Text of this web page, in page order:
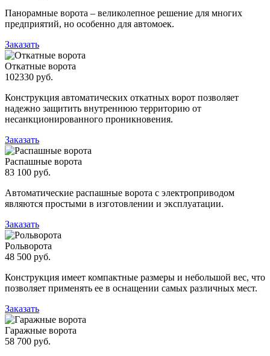
Панорамные ворота – великолепное решение для многих
предприятий, но особенно для автомоек.
Заказать
Откатные ворота
102330 руб.
Конструкция автоматических откатных ворот позволяет
надежно защитить внутреннюю территорию от
несанкционированного проникновения.
Заказать
Распашные ворота
83 100 руб.
Автоматические распашные ворота с электроприводом
являются простыми в изготовлении и эксплуатации.
Заказать
Рольворота
48 500 руб.
Конструкция имеет компактные размеры и небольшой вес, что
позволяет применять ее в оснащении самых различных мест.
Заказать
Гаражные ворота
58 700 руб.